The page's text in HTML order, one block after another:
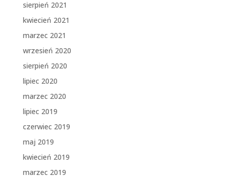
sierpień 2021
kwiecień 2021
marzec 2021
wrzesień 2020
sierpień 2020
lipiec 2020
marzec 2020
lipiec 2019
czerwiec 2019
maj 2019
kwiecień 2019
marzec 2019